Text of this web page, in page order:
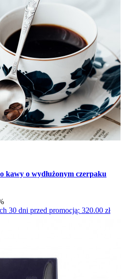
kawy o wydłużonym czerpaku
30 dni przed promocją: 320.00 zł